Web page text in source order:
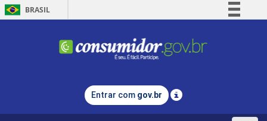
BRASIL
Comunica BR
Legislação
Entrar com gov.br